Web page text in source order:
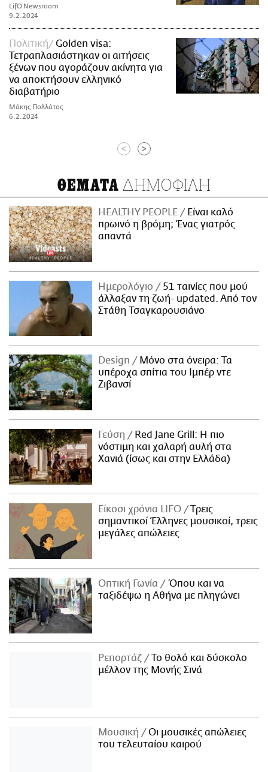
LifO Newsroom
9.2.2024
Πολιτική
Golden visa:
Τετραπλασιάστηκαν οι αιτήσεις
ξένων που αγοράζουν ακίνητα για
να αποκτήσουν ελληνικό
διαβατήριο
Μάκης Πολλάτος
6.2.2024
< >
ΘΕΜΑΤΑ ΔΗΜΟΦΙΛΗ
HEALTHY PEOPLE
Είναι καλό
πρωινό η βρόμη; Ένας γιατρός
απαντά
Ημερολόγιο
51 ταινίες που μού
άλλαξαν τη ζωή- updated. Aπό τον
Στάθη Τσαγκαρουσιάνο
Design
Μόνο στα όνειρα: Τα
υπέροχα σπίτια του Ιμπέρ ντε
Ζιβανσί
Γεύση
Red Jane Grill: Η πιο
νόστιμη και χαλαρή αυλή στα
Χανιά (ίσως και στην Ελλάδα)
Είκοσι χρόνια LIFO
Tρεις
σημαντικοί Έλληνες μουσικοί, τρεις
μεγάλες απώλειες
Οπτική Γωνία
Όπου και να
ταξιδέψω η Αθήνα με πληγώνει
Ρεπορτάζ
Το θολό και δύσκολο
μέλλον της Μονής Σινά
Μουσική
Οι μουσικές απώλειες
του τελευταίου καιρού